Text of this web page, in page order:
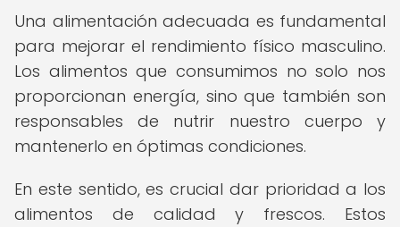
Una alimentación adecuada es fundamental
para mejorar el rendimiento físico masculino.
Los alimentos que consumimos no solo nos
proporcionan energía, sino que también son
responsables de nutrir nuestro cuerpo y
mantenerlo en óptimas condiciones.
En este sentido, es crucial dar prioridad a los
alimentos de calidad y frescos. Estos